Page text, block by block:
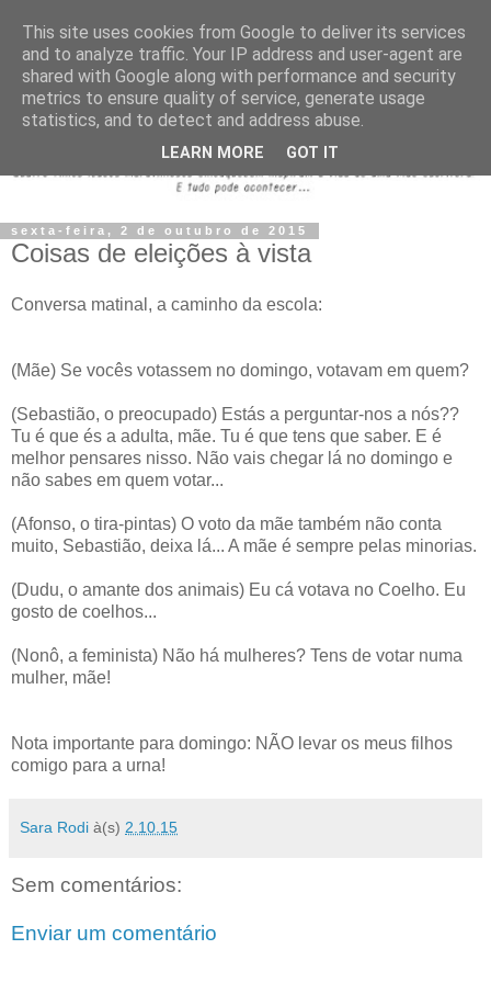
sexta-feira, 2 de outubro de 2015
Coisas de eleições à vista
Conversa matinal, a caminho da escola:
(Mãe) Se vocês votassem no domingo, votavam em quem?
(Sebastião, o preocupado) Estás a perguntar-nos a nós??
Tu é que és a adulta, mãe. Tu é que tens que saber. E é
melhor pensares nisso. Não vais chegar lá no domingo e
não sabes em quem votar...
(Afonso, o tira-pintas) O voto da mãe também não conta
muito, Sebastião, deixa lá... A mãe é sempre pelas minorias.
(Dudu, o amante dos animais) Eu cá votava no Coelho. Eu
gosto de coelhos...
(Nonô, a feminista) Não há mulheres? Tens de votar numa
mulher, mãe!
Nota importante para domingo: NÃO levar os meus filhos
comigo para a urna!
Sara Rodi à(s) 2.10.15
Sem comentários:
Enviar um comentário
This site uses cookies from Google to deliver its services
and to analyze traffic. Your IP address and user-agent are
shared with Google along with performance and security
metrics to ensure quality of service, generate usage
statistics, and to detect and address abuse.
LEARN MORE GOT IT